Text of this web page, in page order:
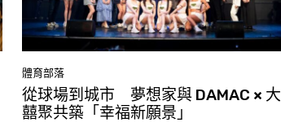
體育部落
從球場到城市 夢想家與 DAMAC × 大
囍聚共築「幸福新願景」